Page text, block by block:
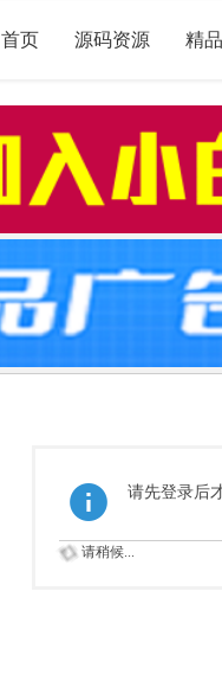
首页 源码资源 精
请先登录后
请稍候...